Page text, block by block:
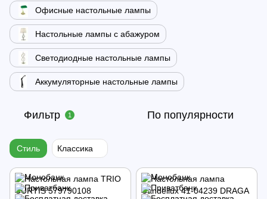
Офисные настольные лампы
Настольные лампы с абажуром
Светодиодные настольные лампы
Аккумуляторные настольные лампы
Фильтр 1 По популярности
Стиль Классика